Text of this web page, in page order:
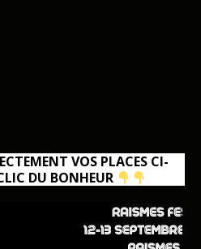
VOS PLACES CI-
DU BONHEUR